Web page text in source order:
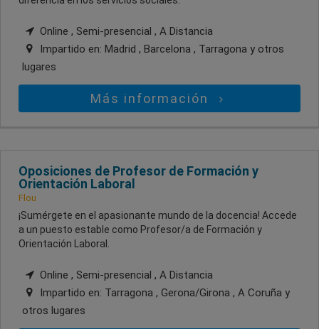
Online , Semi-presencial , A Distancia
Impartido en: Madrid , Barcelona , Tarragona y otros
lugares
Más información
Oposiciones de Profesor de Formación y
Orientación Laboral
Flou
¡Sumérgete en el apasionante mundo de la docencia! Accede
a un puesto estable como Profesor/a de Formación y
Orientación Laboral.
Online , Semi-presencial , A Distancia
Impartido en: Tarragona , Gerona/Girona , A Coruña y
otros lugares